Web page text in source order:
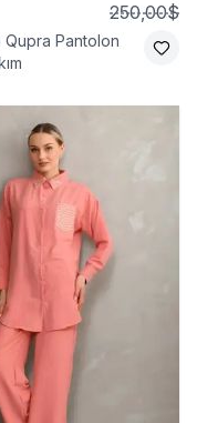
250,00$
Qupra Pantolon